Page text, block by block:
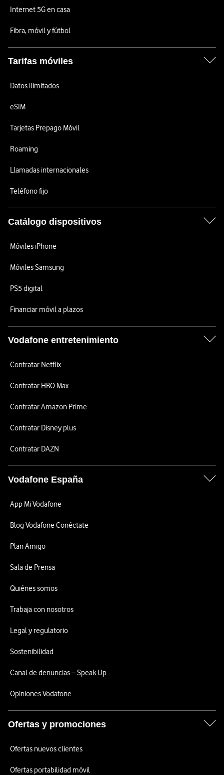
Internet 5G en casa
Fibra, móvil y fútbol
Tarifas móviles
Datos ilimitados
eSIM
Tarjetas Prepago Móvil
Roaming
Llamadas internacionales
Teléfono fijo
Catálogo dispositivos
Móviles iPhone
Móviles Samsung
PS5 digital
Financiar móvil a plazos
Vodafone entretenimiento
Contratar Netflix
Contratar HBO Max
Contratar Amazon Prime
Contratar Disney plus
Contratar DAZN
Vodafone España
App Mi Vodafone
Blog Vodafone Conéctate
Plan Amigo
Sala de Prensa
Quiénes somos
Trabaja con nosotros
Legal y regulatorio
Sostenibilidad
Canal de denuncias – Speak Up
Opiniones Vodafone
Ofertas y promociones
Ofertas nuevos clientes
Ofertas portabilidad móvil